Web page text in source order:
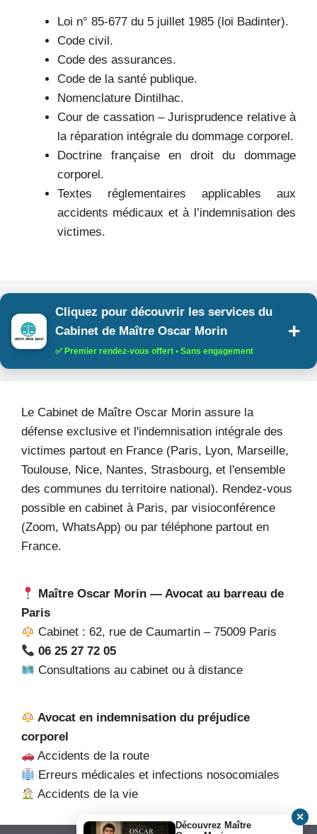
Loi n° 85-677 du 5 juillet 1985 (loi Badinter).
Code civil.
Code des assurances.
Code de la santé publique.
Nomenclature Dintilhac.
Cour de cassation – Jurisprudence relative à
la réparation intégrale du dommage corporel.
Doctrine française en droit du dommage
corporel.
Textes réglementaires applicables aux
accidents médicaux et à l’indemnisation des
victimes.
Cliquez pour découvrir les services du
Cabinet de Maître Oscar Morin
✅ Premier rendez-vous offert • Sans engagement
Le Cabinet de Maître Oscar Morin assure la
défense exclusive et l'indemnisation intégrale des
victimes partout en France (Paris, Lyon, Marseille,
Toulouse, Nice, Nantes, Strasbourg, et l'ensemble
des communes du territoire national). Rendez-vous
possible en cabinet à Paris, par visioconférence
(Zoom, WhatsApp) ou par téléphone partout en
France.
Maître Oscar Morin — Avocat au barreau de
Paris
Cabinet : 62, rue de Caumartin – 75009 Paris
06 25 27 72 05
Consultations au cabinet ou à distance
Avocat en indemnisation du préjudice
corporel
Accidents de la route
Erreurs médicales et infections nosocomiales
Accidents de la vie
Découvrez Maître
✕